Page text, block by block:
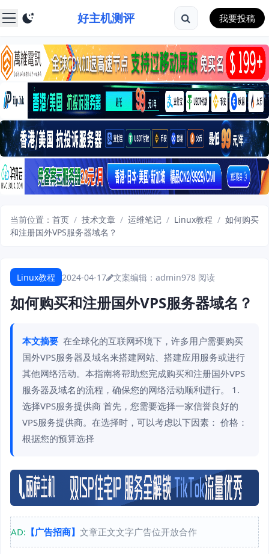
好主机测评 我要投稿
当前位置： 首页 / 技术文章 / 运维笔记 / Linux教程 / 如何购买
和注册国外VPS服务器域名？
Linux教程 2024-04-17 文案编辑：admin978 阅读
如何购买和注册国外VPS服务器域名？
本文摘要 在全球化的互联网环境下，许多用户需要购买
国外VPS服务器及域名来搭建网站、搭建应用服务或进行
其他网络活动。本指南将帮助您完成购买和注册国外VPS
服务器及域名的流程，确保您的网络活动顺利进行。 1.
选择VPS服务提供商 首先，您需要选择一家信誉良好的
VPS服务提供商。在选择时，可以考虑以下因素： 价格：
根据您的预算选择
AD: 【广告招商】 文章正文文字广告位开放合作